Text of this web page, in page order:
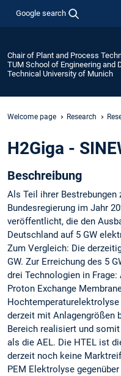
Google search
Chair of Plant and Process
TUM School of Engineering and
Technical University of Munich
Welcome page Research
H2Giga -
Beschreibung
Als Teil ihrer Bestrebungen
Bundesregierung im Jahr
veröffentlicht, die den
Deutschland auf 5 GW
Zum Vergleich: Die
GW. Zur Erreichung des 5
drei Technologien in
Proton Exchange
derzeit mit Anlagengrößen
Bereich realisiert und
als die AEL. Die HTEL ist
derzeit noch keine
PEM Elektrolyse